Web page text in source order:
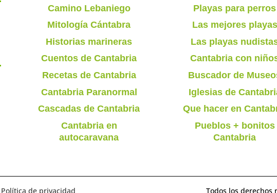
Camino Lebaniego
Mitología Cántabra
Historias marineras
Cuentos de Cantabria
Recetas de Cantabria
Cantabria Paranormal
Cascadas de Cantabria
Cantabria en
autocaravana
Playas para perros
Las mejores playas
Las playas
Cantabria con
Buscador de
Iglesias de
Que hacer en
Pueblos + bonitos
Cantabria
Política de privacidad Todos los derechos